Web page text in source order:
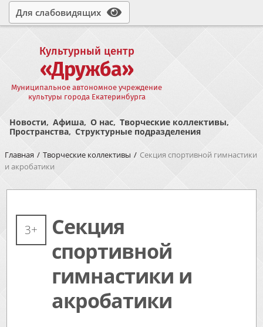
Для слабовидящих
Культурный центр
«Дружба»
Муниципальное автономное учреждение
культуры города Екатеринбурга
Новости Афиша О нас Творческие коллективы
Пространства Структурные подразделения
Главная Творческие коллективы
Секция спортивной гимнастики
и акробатики
3+
Секция
спортивной
гимнастики и
акробатики